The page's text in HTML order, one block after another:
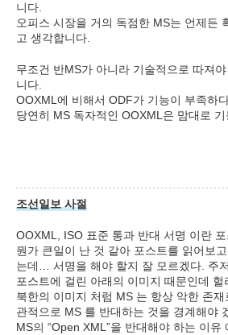
니다.
오피스 시장을 거의 독점한 MS는 언제든
고 생각합니다.
무조건 반MS가 아니라 기술적으로 따져
니다.
OOXML에 비해서 ODF가 기능이 부족하
당연히 MS 독자적인 OOXML은 맘대로
조선일보 사절
OOXML, ISO 표준 통과 반대 서명 이란
뭔가 큰일이 난 것 같아 포스트를 읽어보
는데… 서명을 해야 할지 잘 모르겠다. 주
포스트에 걸린 아래의 이미지 때문인데
북한의 이미지 처럼 MS 는 항상 악한 존
관적으로 MS 를 반대하는 것을 경계해야
MS의 “Open XML”을 반대해야 하는 이유